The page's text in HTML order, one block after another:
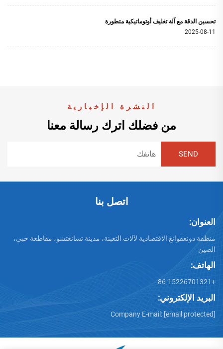
تحسين الدقة مع آلة تغليف أوتوماتيكية متطورة
2025-08-11
النشرة الإخبارية
من فضلك اترك رسالة معنا
اتصل بنا
العنوان:
منطقة دونغقوانغ الاقتصادية لآلات التعبئة، مدينة تسانغتشو، مقاطعة خبي،
الصين
الهاتف:
+86-15226701321
البريد الإلكتروني:
Company E-mail: [email protected]